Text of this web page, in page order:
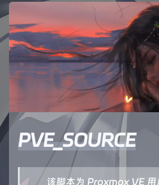
PVE_SOURCE
该脚本为 Proxmox VE 用